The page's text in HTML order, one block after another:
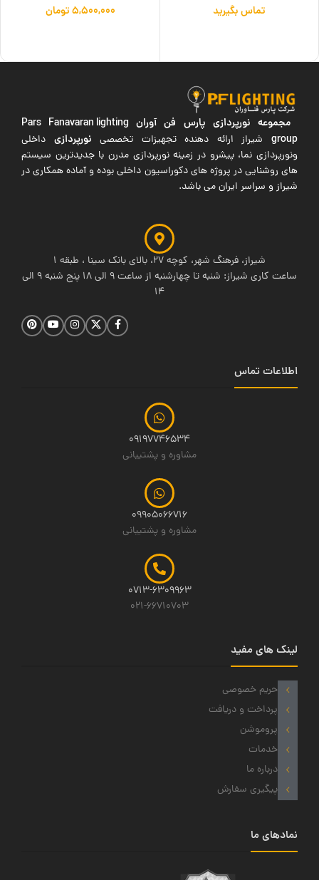
تماس بگیرید ۵,۵۰۰,۰۰۰تومان
مجموعه نورپردازی پارس فن آوران Pars Fanavaran lighting
groupشیراز ارائه دهنده تجهیزات تخصصی نورپردازی داخلی
ونورپردازی نما، پیشرو در زمینه نورپردازی مدرن با جدیدترین سیستم
های روشنایی در پروژه های دکوراسیون داخلی بوده و آماده همکاری در
شیراز و سراسر ایران می باشد.
شیراز، فرهنگ شهر، کوچه 27، بالای بانک سینا ، طبقه 1
ساعت کاری شیراز: شنبه تا چهارشنبه از ساعت 9 الی 18 پنج شنبه 9 الی
14
اطلاعات تماس
09197746534
مشاوره و پشتیبانی
09905066716
مشاوره و پشتیبانی
0713-6309963
021-66710703
لینک های مفید
حریم خصوصی
پرداخت و دریافت
پروموشن
خدمات
درباره ما
پیگیری سفارش
نمادهای ما